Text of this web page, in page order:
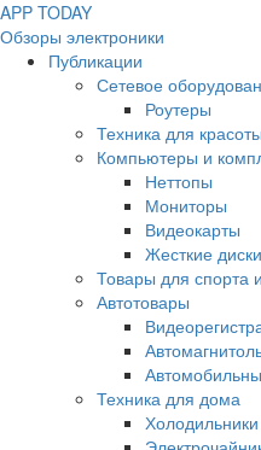
APP TODAY
Обзоры электроники
Публикации
Сетевое
Роутеры
Техника для
Компьютеры и
Неттопы
Мониторы
Видеокарты
Жесткие диски
Товары для спорта
Автотовары
Техника для дома